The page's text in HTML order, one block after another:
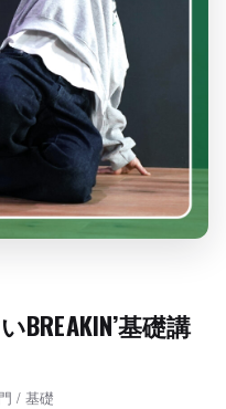
基礎講
/ 基礎